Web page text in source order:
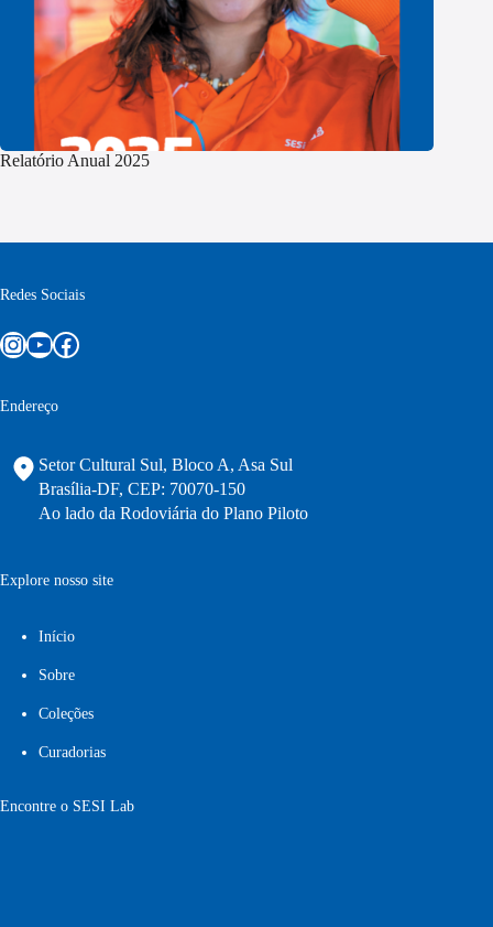
Relatório Anual 2025
Redes Sociais
Instagram
Youtube
Facebook
Endereço
Setor Cultural Sul, Bloco A, Asa Sul
Brasília-DF, CEP: 70070-150
Ao lado da Rodoviária do Plano Piloto
Explore nosso site
Início
Sobre
Coleções
Curadorias
Encontre o SESI Lab